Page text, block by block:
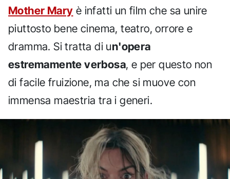
Mother Mary è infatti un film che sa unire
piuttosto bene cinema, teatro, orrore e
dramma. Si tratta di un'opera
estremamente verbosa, e per questo non
di facile fruizione, ma che si muove con
immensa maestria tra i generi.